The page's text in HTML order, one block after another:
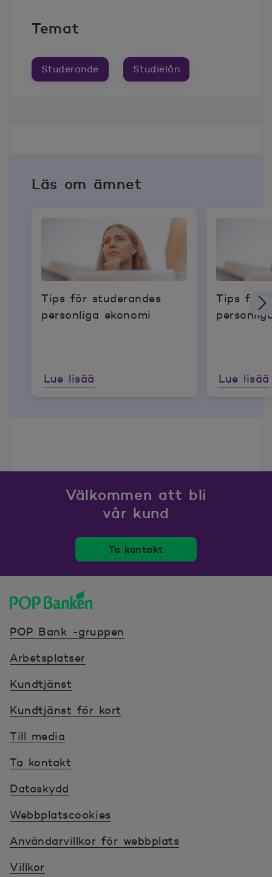
Temat
Studerande Studielån
Läs om ämnet
Tips för studerandes
personliga ekonomi
Lue lisää
Tips för
Lue lisää
Välkommen att bli
vår kund
Ta kontakt
POP Bank -gruppen
Arbetsplatser
Kundtjänst
Kundtjänst för kort
Till media
Ta kontakt
Dataskydd
Webbplatscookies
Användarvillkor för webbplats
Villkor